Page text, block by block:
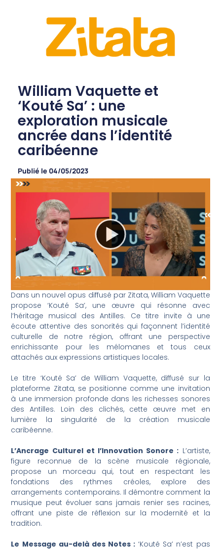
William Vaquette et
‘Kouté Sa’ : une
exploration musicale
ancrée dans l’identité
caribéenne
Publié le 04/05/2023
Dans un nouvel opus diffusé par Zitata, William Vaquette
propose ‘Kouté Sa’, une œuvre qui résonne avec
l’héritage musical des Antilles. Ce titre invite à une
écoute attentive des sonorités qui façonnent l’identité
culturelle de notre région, offrant une perspective
enrichissante pour les mélomanes et tous ceux
attachés aux expressions artistiques locales.
Le titre ‘Kouté Sa’ de William Vaquette, diffusé sur la
plateforme Zitata, se positionne comme une invitation
à une immersion profonde dans les richesses sonores
des Antilles. Loin des clichés, cette œuvre met en
lumière la singularité de la création musicale
caribéenne.
L’Ancrage Culturel et l’Innovation Sonore : L’artiste,
figure reconnue de la scène musicale régionale,
propose un morceau qui, tout en respectant les
fondations des rythmes créoles, explore des
arrangements contemporains. Il démontre comment la
musique peut évoluer sans jamais renier ses racines,
offrant une piste de réflexion sur la modernité et la
tradition.
Le Message au-delà des Notes : ‘Kouté Sa’ n’est pas